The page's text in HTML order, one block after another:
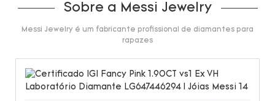
Sobre a Messi Jewelry
Messi Jewelry é um fabricante profissional de diamantes para
rapazes